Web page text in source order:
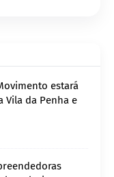
estará
Vila da Penha e